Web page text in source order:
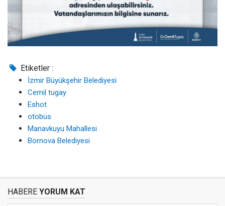
Etiketler :
İzmir Büyükşehir Belediyesi
Cemil tugay
Eshot
otobüs
Manavkuyu Mahallesi
Bornova Belediyesi
HABERE YORUM KAT